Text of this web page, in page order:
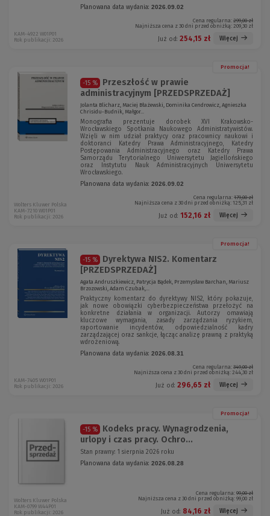
Planowana data wydania: 2026.09.02
Cena regularna: 299,00 zł
Najniższa cena z 30 dni przed obniżką: 209,30 zł
Już od: 254,15 zł Więcej
KAM-4922 W01P01
Rok publikacji: 2026
Promocja!
-15 %
Przeszłość w prawie
administracyjnym [PRZEDSPRZEDAŻ]
Jolanta Blicharz, Maciej Błażewski, Dominika Cendrowicz, Agnieszka
Chrisidu-Budnik, Małgor...
Monografia prezentuje dorobek XVI Krakowsko-
Wrocławskiego Spotkania Naukowego Administratywistów.
Wzięli w nim udział praktycy oraz pracownicy naukowi i
doktoranci Katedry Prawa Administracyjnego, Katedry
Postępowania Administracyjnego oraz Katedry Prawa
Samorządu Terytorialnego Uniwersytetu Jagiellońskiego
oraz Instytutu Nauk Administracyjnych Uniwersytetu
Wrocławskiego.
Planowana data wydania: 2026.09.02
Cena regularna: 179,00 zł
Najniższa cena z 30 dni przed obniżką: 125,31 zł
Już od: 152,16 zł Więcej
Wolters Kluwer Polska
KAM-7210 W01P01
Rok publikacji: 2026
Promocja!
-15 %
Dyrektywa NIS2. Komentarz
[PRZEDSPRZEDAŻ]
Agata Andruszkiewicz, Patrycja Bądek, Przemysław Barchan, Mariusz
Brzozowski, Adam Czubak,...
Praktyczny komentarz do dyrektywy NIS2, który pokazuje,
jak nowe obowiązki cyberbezpieczeństwa przełożyć na
konkretne działania w organizacji. Autorzy omawiają
kluczowe wymagania, zasady zarządzania ryzykiem,
raportowanie incydentów, odpowiedzialność kadry
zarządzającej oraz sankcje, łącząc analizę prawną z praktyką
wdrożeniową.
Planowana data wydania: 2026.08.31
Cena regularna: 349,00 zł
Najniższa cena z 30 dni przed obniżką: 244,30 zł
Już od: 296,65 zł Więcej
KAM-7405 W01P01
Rok publikacji: 2026
Promocja!
-15 %
Kodeks pracy. Wynagrodzenia,
urlopy i czas pracy. Ochro...
Stan prawny: 1 sierpnia 2026 roku
Planowana data wydania: 2026.08.28
Cena regularna: 99,00 zł
Najniższa cena z 30 dni przed obniżką: 99,00 zł
Już od: 84,16 zł Więcej
Wolters Kluwer Polska
KAM-0799 W44P01
Rok publikacji: 2026